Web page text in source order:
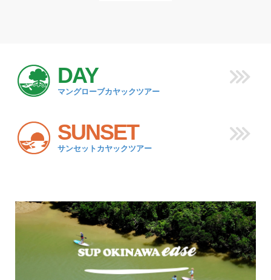
DAY
マングローブカヤックツアー
SUNSET
サンセットカヤックツアー